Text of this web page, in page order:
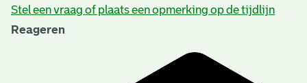
Stel een vraag of plaats een opmerking op de tijdlijn
Reageren